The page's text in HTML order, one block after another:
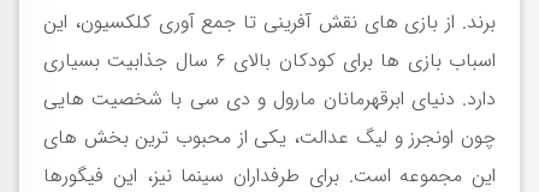
برند. از بازی های نقش آفرینی تا جمع آوری کلکسیون، این
اسباب بازی ها برای کودکان بالای ۶ سال جذابیت بسیاری
دارد. دنیای ابرقهرمانان مارول و دی سی با شخصیت هایی
چون اونجرز و لیگ عدالت، یکی از محبوب ترین بخش های
این مجموعه است. برای طرفداران سینما نیز، این فیگورها